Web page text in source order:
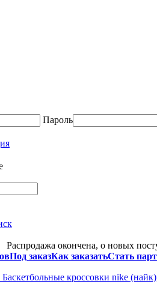
Пароль
Распродажа окончена, о новых
Под заказКак заказатьСтать